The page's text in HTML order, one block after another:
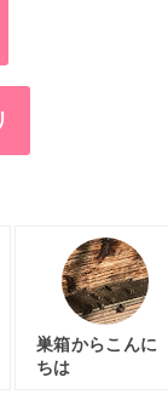
巣箱からこんに
ちは